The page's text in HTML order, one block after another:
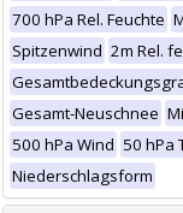
700 hPa Rel. Feuchte
Spitzenwind 2m Rel.
Gesamt-Neuschnee
500 hPa Wind 50 hPa
Niederschlagsform